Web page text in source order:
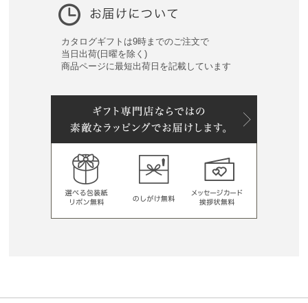
カタログギフトは9時までのご注文で
当日出荷(日曜を除く)
商品ページに最短出荷日を記載しています